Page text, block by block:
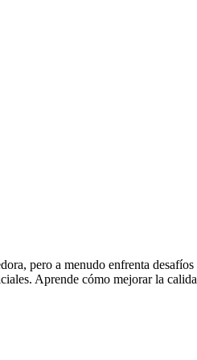
pero a menudo enfrenta
Aprende cómo mejorar la